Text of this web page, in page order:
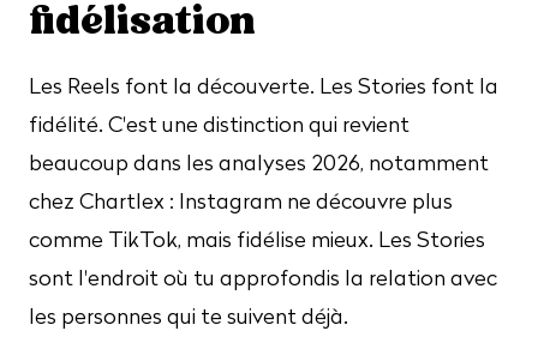
fidélisation
Les Reels font la découverte. Les Stories font la
fidélité. C'est une distinction qui revient
beaucoup dans les analyses 2026, notamment
chez Chartlex : Instagram ne découvre plus
comme TikTok, mais fidélise mieux. Les Stories
sont l'endroit où tu approfondis la relation avec
les personnes qui te suivent déjà.